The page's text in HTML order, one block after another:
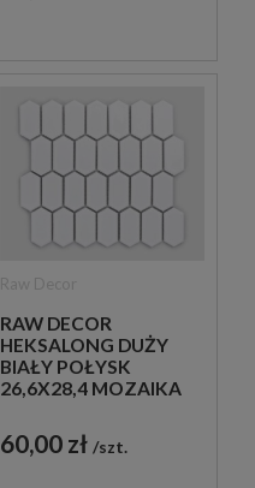
RAW DECOR
HEKSALONG DUŻY
BIAŁY POŁYSK
26,6X28,4 MOZAIKA
60,00 zł szt.